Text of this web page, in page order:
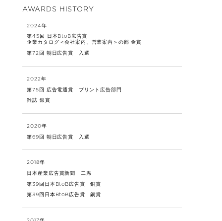
AWARDS HISTORY
2024年
第45回 日本BtoB広告賞
企業カタログ＜会社案内、営業案内＞の部 金賞
第72回 朝日広告賞 入選
2022年
第75回 広告電通賞 プリント広告部門
雑誌 銀賞
2020年
第69回 朝日広告賞 入選
2018年
日本産業広告賞新聞 二席
第39回日本BtoB広告賞 銅賞
第39回日本BtoB広告賞 銅賞